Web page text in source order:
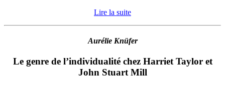
Lire la suite
Aurélie Knüfer
Le genre de l’individualité chez Harriet Taylor et
John Stuart Mill